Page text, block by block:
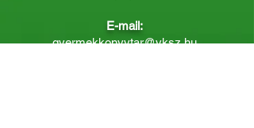
E-mail:
gyermekkonyvtar@vksz.hu